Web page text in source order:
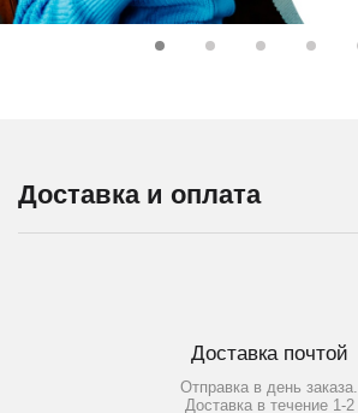
Доставка и оплата
Доставка почтой
Отправка в день заказа.
Доставка в течение 1-2